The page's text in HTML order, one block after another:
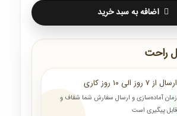
اضافه به سبد خرید
راحت
ارسال از ۷ روز الی ۱۰ روز کاری
زمان آماده‌سازی و ارسال سفارش شما شفاف و
قابل پیگیری است